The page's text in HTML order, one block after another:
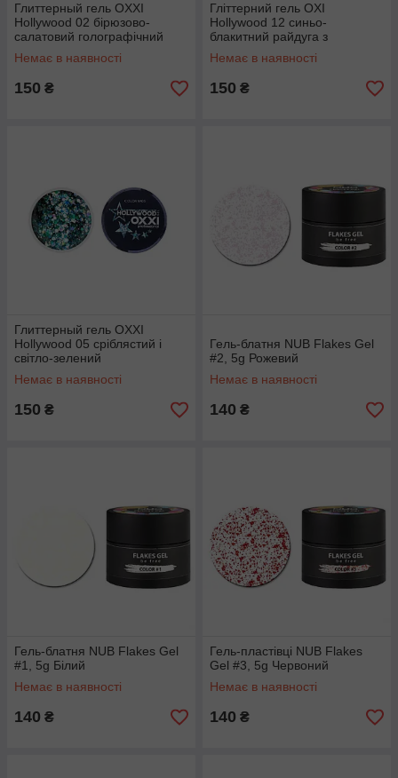
Глиттерный гель OXXI
Hollywood 02 бірюзово-
салатовий голографічний
мікс, 5 м
Немає в наявності
150 ₴
Гліттерний гель OXI
Hollywood 12 синьо-
блакитний райдуга з
голографічним ефектом, 5 г
Немає в наявності
150 ₴
Глиттерный гель OXXI
Hollywood 05 сріблястий і
світло-зелений
голографічний мікс, 5 м
Немає в наявності
150 ₴
Гель-блатня NUB Flakes Gel
#2, 5g Рожевий
Немає в наявності
140 ₴
Гель-блатня NUB Flakes Gel
#1, 5g Білий
Немає в наявності
140 ₴
Гель-пластівці NUB Flakes
Gel #3, 5g Червоний
Немає в наявності
140 ₴